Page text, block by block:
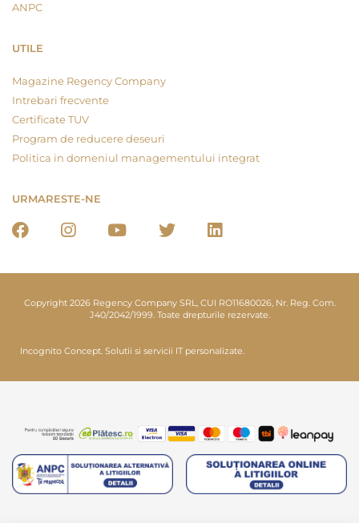
ANPC
UTILE
Magazine Regency Company
Intrebari frecvente
Certificate TUV
Program de reducere deseuri
Politica in domeniul managementului integrat
URMARESTE-NE
Copyright 2026 Regency Company SRL, CUI RO11680026, Nr. Reg. Com.
J40/2042/1999. Toate drepturile rezervate.
Incognito Concept. Solutii si servicii IT personalizate.